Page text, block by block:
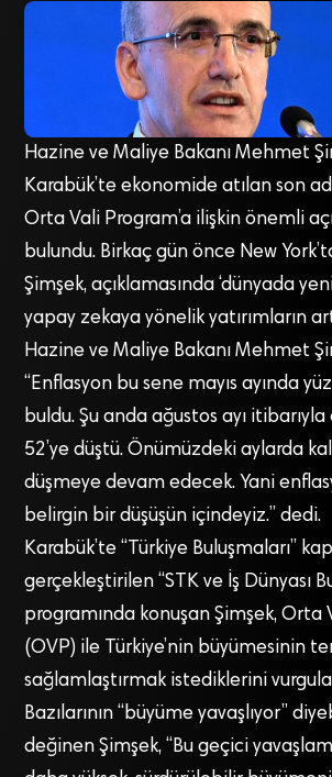
Hazine ve Maliye Bakanı Mehmet
Karabük’te ekonomide atılan son
Orta Vali Program’a ilişkin önemli
bulundu. Birkaç gün önce New
Şimşek, açıklamasında ‘dünyada
yapay zekaya yönelik yatırımların
Hazine ve Maliye Bakanı Mehmet
“Enflasyon bu sene mayıs ayında
buldu. Şu anda ağustos ayı
52’ye düştü. Önümüzdeki aylarda
düşmeye devam edecek. Yani
belirgin bir düşüşün içindeyiz.” dedi.
Karabük’te “Türkiye Buluşmaları”
gerçekleştirilen “STK ve İş Dünyası
programında konuşan Şimşek, Orta
(OVP) ile Türkiye’nin büyümesinin
sağlamlaştırmak istediklerini
Bazılarının “büyüme yavaşlıyor”
değinen Şimşek, “Bu geçici